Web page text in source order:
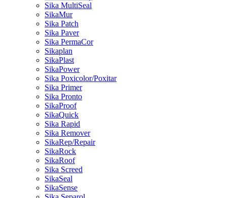
Sika MultiSeal
SikaMur
Sika Patch
Sika Paver
Sika PermaCor
Sikaplan
SikaPlast
SikaPower
Sika Poxicolor/Poxitar
Sika Primer
Sika Pronto
SikaProof
SikaQuick
Sika Rapid
Sika Remover
SikaRep/Repair
SikaRock
SikaRoof
Sika Screed
SikaSeal
SikaSense